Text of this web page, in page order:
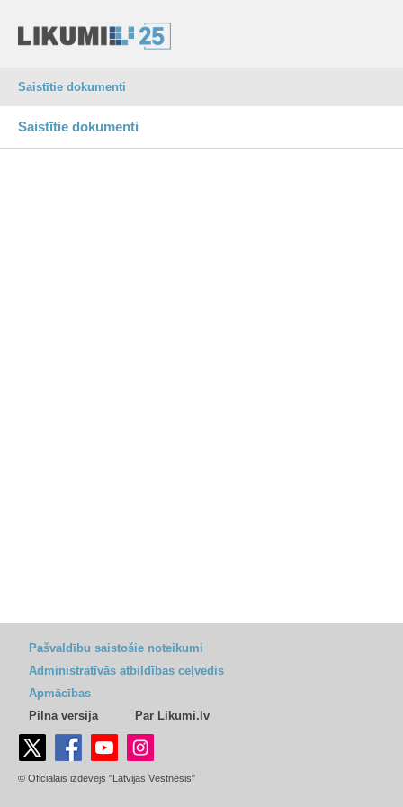
Saistītie dokumenti
Saistītie dokumenti
Pašvaldību saistošie noteikumi
Administratīvās atbildības ceļvedis
Apmācības
Pilnā versija
Par Likumi.lv
© Oficiālais izdevējs "Latvijas Vēstnesis"